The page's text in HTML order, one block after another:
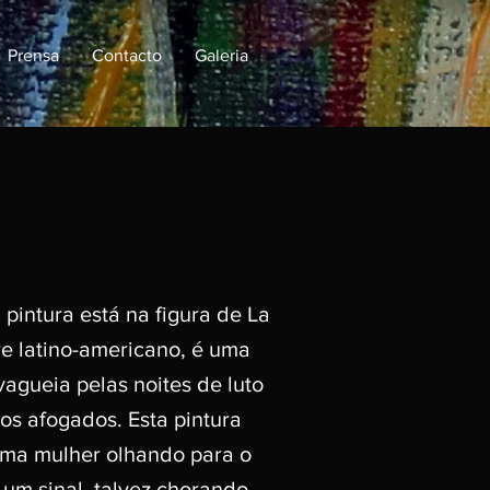
Prensa Contacto Galeria
está na figura de La
latino-americano, é uma
pelas noites de luto
afogados. Esta pintura
mulher olhando para o